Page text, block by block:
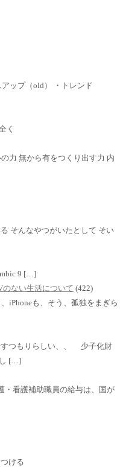
ップ（old） ・トレンド
く
力 無から有をつくり出す力 内
そんなやつがいたとして そい
9 […]
ない生活について (422)
iPhoneも、そう、孤独をまぎら
すつもりらしい、、 少子化財
し […]
・看護補助職員の給与は、国が
ける